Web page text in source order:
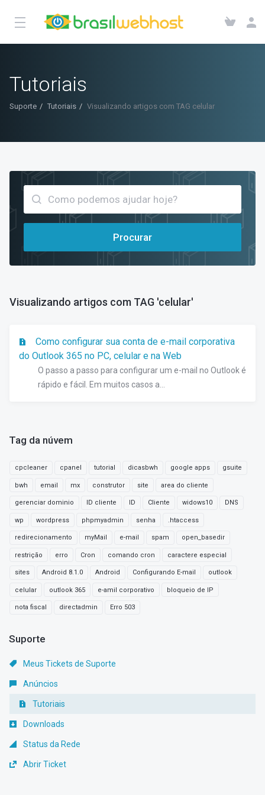
Tutoriais
Suporte Tutoriais Visualizando artigos com TAG celular
Procurar
Visualizando artigos com TAG 'celular'
Como configurar sua conta de e-mail corporativa
do Outlook 365 no PC, celular e na Web
O passo a passo para configurar um e-mail no Outlook é
rápido e fácil. Em muitos casos a...
Tag da núvem
cpcleaner cpanel tutorial dicasbwh google apps gsuite
bwh email mx construtor site area do cliente
gerenciar dominio ID cliente ID Cliente widows10 DNS
wp wordpress phpmyadmin senha .htaccess
redirecionamento myMail e-mail spam open_basedir
restrição erro Cron comando cron caractere especial
sites Android 8.1.0 Android Configurando E-mail outlook
celular outlook 365 e-amil corporativo bloqueio de IP
nota fiscal directadmin Erro 503
Suporte
Meus Tickets de Suporte
Anúncios
Tutoriais
Downloads
Status da Rede
Abrir Ticket